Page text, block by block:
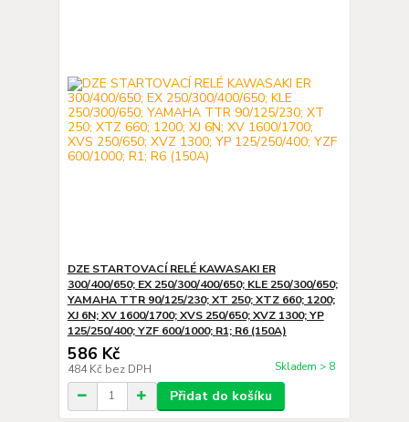
DZE STARTOVACÍ RELÉ KAWASAKI ER
300/400/650; EX 250/300/400/650; KLE 250/300/650;
YAMAHA TTR 90/125/230; XT 250; XTZ 660; 1200;
XJ 6N; XV 1600/1700; XVS 250/650; XVZ 1300; YP
125/250/400; YZF 600/1000; R1; R6 (150A)
586 Kč
484 Kč bez DPH Skladem > 8
Přidat do košíku